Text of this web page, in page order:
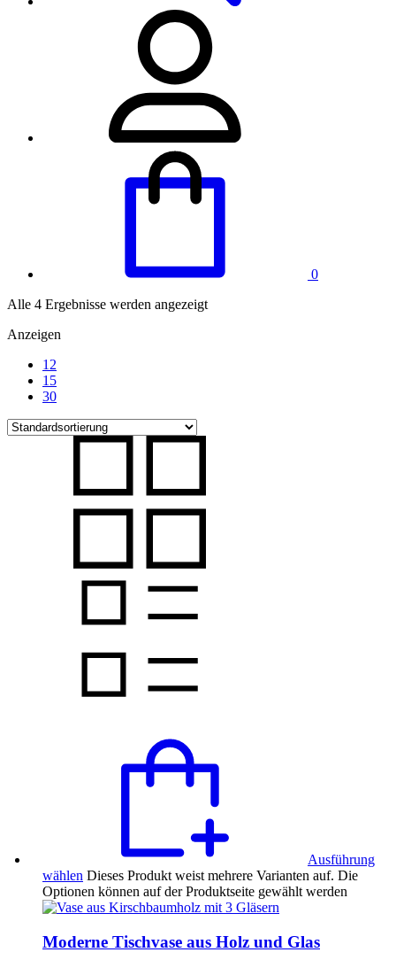
0
Alle 4 Ergebnisse werden angezeigt
Anzeigen
12
15
30
Ausführung
wählen Dieses Produkt weist mehrere Varianten auf. Die
Optionen können auf der Produktseite gewählt werden
Moderne Tischvase aus Holz und Glas